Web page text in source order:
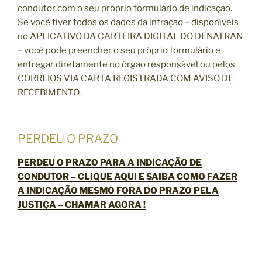
condutor com o seu próprio formulário de indicação.
Se você tiver todos os dados da infração – disponíveis
no APLICATIVO DA CARTEIRA DIGITAL DO DENATRAN
– você pode preencher o seu próprio formulário e
entregar diretamente no órgão responsável ou pelos
CORREIOS VIA CARTA REGISTRADA COM AVISO DE
RECEBIMENTO.
PERDEU O PRAZO
PERDEU O PRAZO PARA A INDICAÇÃO DE
CONDUTOR – CLIQUE AQUI E SAIBA COMO FAZER
A INDICAÇÃO MESMO FORA DO PRAZO PELA
JUSTIÇA –CHAMAR AGORA!